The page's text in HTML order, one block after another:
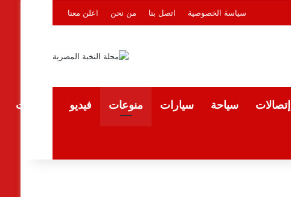
سياسة الخصوصية اتصل بنا من نحن اعلن معنا
إتصالات سياحة سيارات منوعات فيديو المقالات